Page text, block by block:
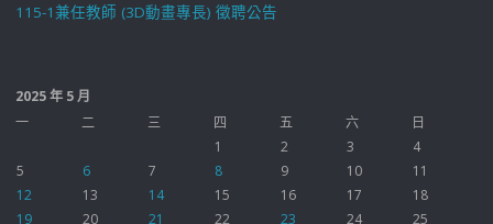
115-1兼任教師 (3D動畫專長) 徵聘公告
2025 年 5 月
一
二 三 四 五 六
日
1
2 3
4
5
6 7 8 9 10
11
12
13 14 15 16 17
18
19
20 21 22 23 24
25